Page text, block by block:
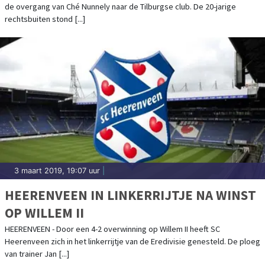
de overgang van Ché Nunnely naar de Tilburgse club. De 20-jarige
rechtsbuiten stond [...]
3 maart 2019, 19:07 uur
HEERENVEEN IN LINKERRIJTJE NA WINST
OP WILLEM II
HEERENVEEN - Door een 4-2 overwinning op Willem II heeft SC
Heerenveen zich in het linkerrijtje van de Eredivisie genesteld. De ploeg
van trainer Jan [...]